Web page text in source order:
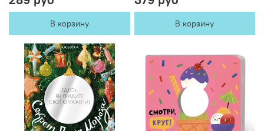
В корзину В корзину